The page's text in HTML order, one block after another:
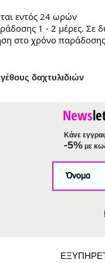
εντός 24 ωρών
1 - 2 μέρες. Σε
στο χρόνο
δαχτυλιδιών
News
Κάνε
-5% με